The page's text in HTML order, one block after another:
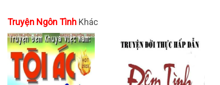
Truyện Ngôn Tình Khác